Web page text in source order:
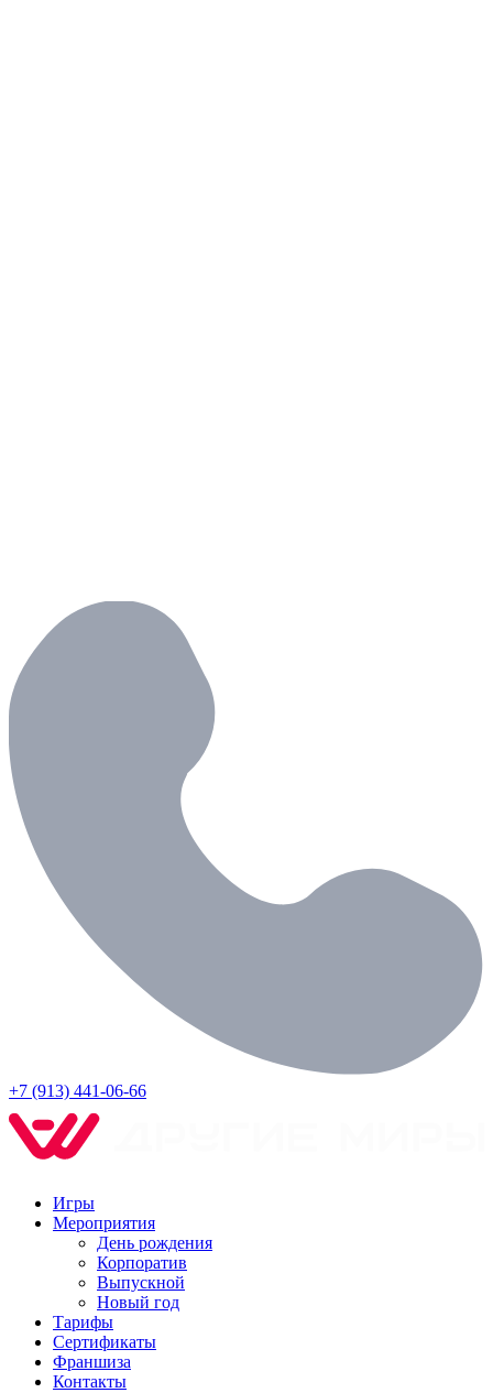
+7 (913) 441-06-66
Игры
Мероприятия
День рождения
Корпоратив
Выпускной
Новый год
Тарифы
Сертификаты
Франшиза
Контакты